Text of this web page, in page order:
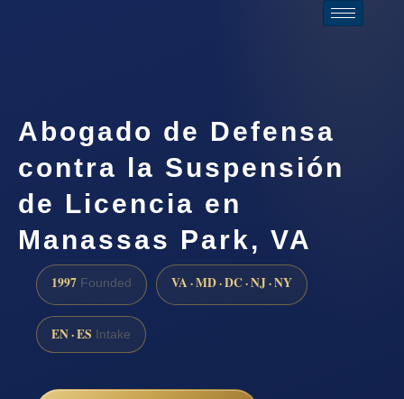
Abogado de Defensa
contra la Suspensión
de Licencia en
Manassas Park, VA
1997 Founded VA · MD · DC · NJ · NY
EN · ES Intake